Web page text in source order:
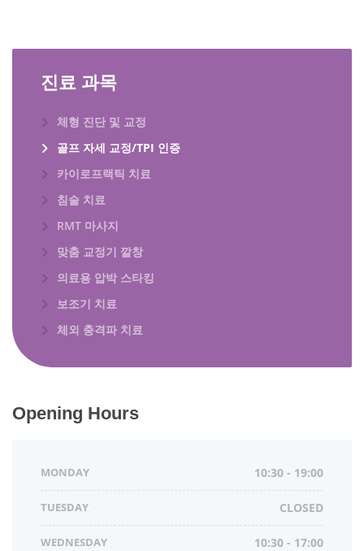
진료 과목
체형 진단 및 교정
골프 자세 교정/TPI 인증
카이로프랙틱 치료
침술 치료
RMT 마사지
맞춤 교정기 깔창
의료용 압박 스타킹
보조기 치료
체외 충격파 치료
Opening Hours
MONDAY 10:30 - 19:00
TUESDAY CLOSED
WEDNESDAY 10:30 - 17:00